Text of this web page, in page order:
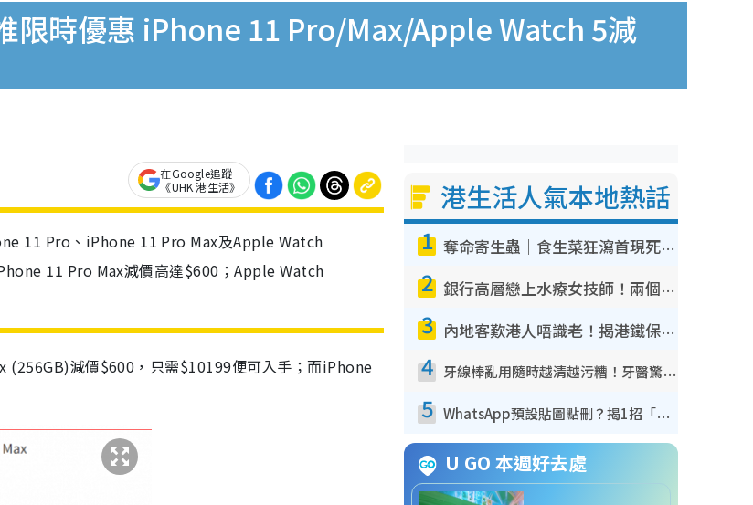
限時優惠 iPhone 11 Pro/Max/Apple Watch 5減
在Google追蹤
《UHK 港生活》
11 Pro、iPhone 11 Pro Max及Apple Watch
11 Pro Max減價高達$600；Apple Watch
減價$600，只需$10199便可入手；而iPhone
港生活人氣本地熱話
1 奪命寄生蟲｜食生菜狂瀉首現死者！疫潮惡化錄1.8萬宗病例 揭洗菜3大謬誤
2 銀行高層戀上水療女技師！兩個月借128萬驚覺「沉船」沉落火海 揭背後疑似邪教操控賣淫
3 內地客歎港人唔識老！揭港鐵保鮮級冷氣 港人求放過：咪投訴
4 牙線棒亂用隨時越清越污糟！牙醫驚揭盲目過戶細菌恐致蛀牙：呢種先係日常真保養
5 WhatsApp預設貼圖點刪？揭1招「反向操作」還原簡潔介面 附3步實測教學
U GO 本週好去處